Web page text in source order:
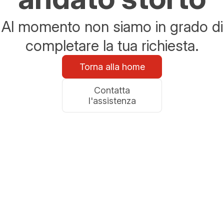
Al momento non siamo in grado di
completare la tua richiesta.
Torna alla home
Contatta
l'assistenza